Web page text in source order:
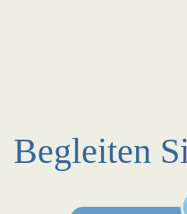
Begleiten